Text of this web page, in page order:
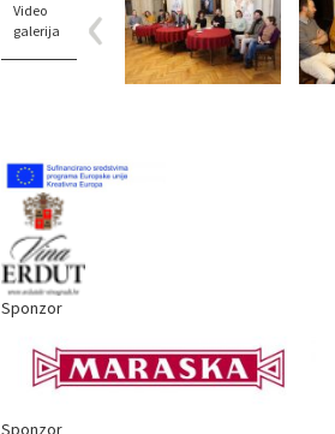
Video
galerija
Sponzor
Sponzor